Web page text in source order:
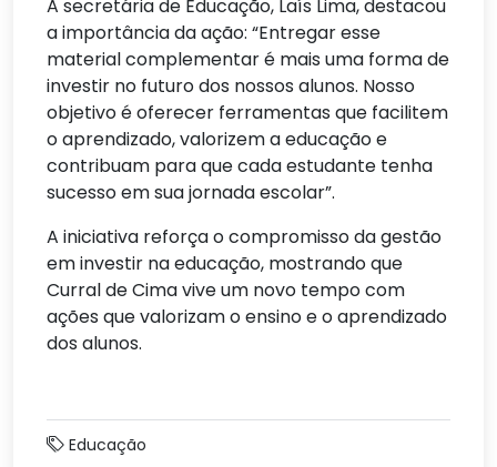
A secretária de Educação, Laís Lima, destacou
a importância da ação: “Entregar esse
material complementar é mais uma forma de
investir no futuro dos nossos alunos. Nosso
objetivo é oferecer ferramentas que facilitem
o aprendizado, valorizem a educação e
contribuam para que cada estudante tenha
sucesso em sua jornada escolar”.
A iniciativa reforça o compromisso da gestão
em investir na educação, mostrando que
Curral de Cima vive um novo tempo com
ações que valorizam o ensino e o aprendizado
dos alunos.
Educação